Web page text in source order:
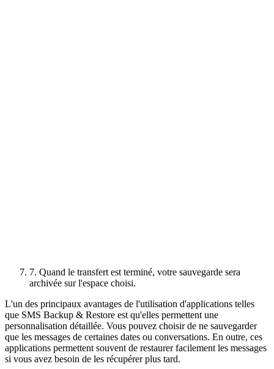
7. Quand le transfert est terminé, votre sauvegarde sera
archivée sur l'espace choisi.
L'un des principaux avantages de l'utilisation d'applications telles
que SMS Backup & Restore est qu'elles permettent une
personnalisation détaillée. Vous pouvez choisir de ne sauvegarder
que les messages de certaines dates ou conversations. En outre, ces
applications permettent souvent de restaurer facilement les messages
si vous avez besoin de les récupérer plus tard.